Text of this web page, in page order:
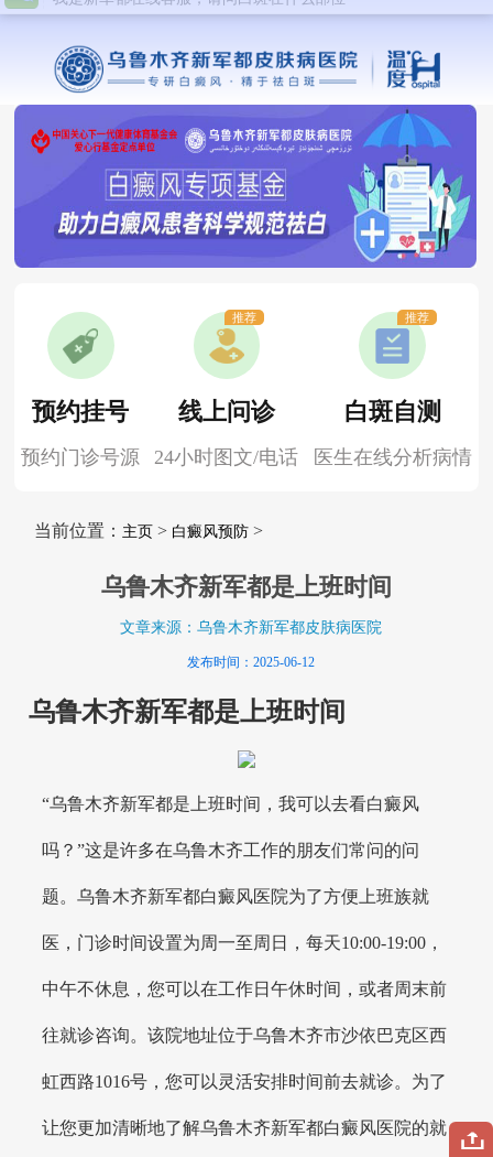
预约挂号
预约门诊号源
线上问诊
24小时图文/电话
推荐
白斑自测
医生在线分析病情
推荐
当前位置： 主页> 白癜风预防>
乌鲁木齐新军都是上班时间
文章来源：乌鲁木齐新军都皮肤病医院
发布时间：2025-06-12
乌鲁木齐新军都是上班时间
“乌鲁木齐新军都是上班时间，我可以去看白癜风
吗？”这是许多在乌鲁木齐工作的朋友们常问的问
题。乌鲁木齐新军都白癜风医院为了方便上班族就
医，门诊时间设置为周一至周日，每天10:00-19:00，
中午不休息，您可以在工作日午休时间，或者周末前
往就诊咨询。该院地址位于乌鲁木齐市沙依巴克区西
虹西路1016号，您可以灵活安排时间前去就诊。为了
让您更加清晰地了解乌鲁木齐新军都白癜风医院的就